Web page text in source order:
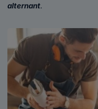
alternant.